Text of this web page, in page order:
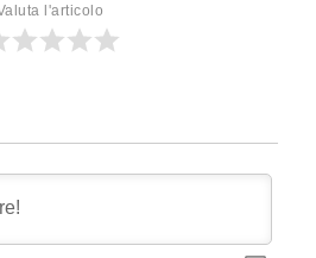
l'articolo